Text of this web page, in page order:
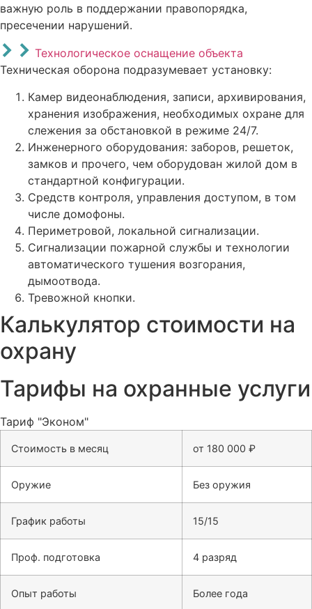
важную роль в поддержании правопорядка,
пресечении нарушений.
Технологическое оснащение объекта
Техническая оборона подразумевает установку:
Камер видеонаблюдения, записи, архивирования,
хранения изображения, необходимых охране для
слежения за обстановкой в режиме 24/7.
Инженерного оборудования: заборов, решеток,
замков и прочего, чем оборудован жилой дом в
стандартной конфигурации.
Средств контроля, управления доступом, в том
числе домофоны.
Периметровой, локальной сигнализации.
Сигнализации пожарной службы и технологии
автоматического тушения возгорания,
дымоотвода.
Тревожной кнопки.
Калькулятор стоимости на
охрану
Тарифы на охранные услуги
Тариф "Эконом"
Стоимость в месяц от 180 000 ₽
Оружие Без оружия
График работы 15/15
Проф. подготовка 4 разряд
Опыт работы Более года